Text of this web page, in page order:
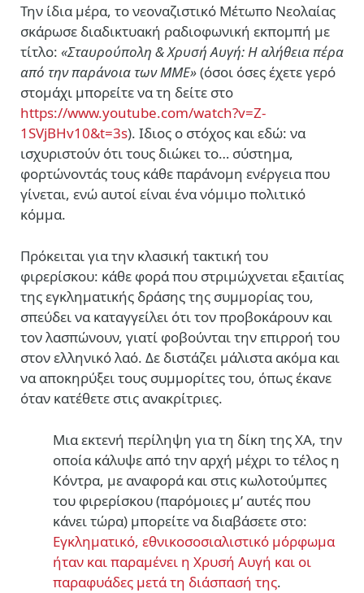
Την ίδια μέρα, το νεοναζιστικό Μέτωπο Νεολαίας
σκάρωσε διαδικτυακή ραδιοφωνική εκπομπή με
τίτλο: «Σταυρούπολη & Χρυσή Αυγή: Η αλήθεια πέρα
από την παράνοια των ΜΜΕ»(όσοι όσες έχετε γερό
στομάχι μπορείτε να τη δείτε στο
https://www.youtube.com/watch?v=Z-
1SVjBHv10&t=3s). Ιδιος ο στόχος και εδώ: να
ισχυριστούν ότι τους διώκει το… σύστημα,
φορτώνοντάς τους κάθε παράνομη ενέργεια που
γίνεται, ενώ αυτοί είναι ένα νόμιμο πολιτικό
κόμμα.
Πρόκειται για την κλασική τακτική του
φιρερίσκου: κάθε φορά που στριμώχνεται εξαιτίας
της εγκληματικής δράσης της συμμορίας του,
σπεύδει να καταγγείλει ότι τον προβοκάρουν και
τον λασπώνουν, γιατί φοβούνται την επιρροή του
στον ελληνικό λαό. Δε διστάζει μάλιστα ακόμα και
να αποκηρύξει τους συμμορίτες του, όπως έκανε
όταν κατέθετε στις ανακρίτριες.
Μια εκτενή περίληψη για τη δίκη της ΧΑ, την
οποία κάλυψε από την αρχή μέχρι το τέλος η
Κόντρα, με αναφορά και στις κωλοτούμπες
του φιρερίσκου (παρόμοιες μ’ αυτές που
κάνει τώρα) μπορείτε να διαβάσετε στο:
Εγκληματικό, εθνικοσοσιαλιστικό μόρφωμα
ήταν και παραμένει η Χρυσή Αυγή και οι
παραφυάδες μετά τη διάσπασή της.